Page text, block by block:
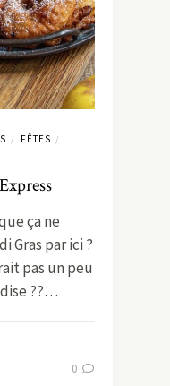
/ FÊTES /
ça ne
Gras par ici ?
pas un peu
??…
0